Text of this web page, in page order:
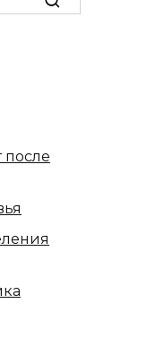
после